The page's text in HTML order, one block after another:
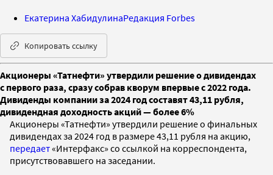
Екатерина ХабидулинаРедакция Forbes
Копировать ссылку
Акционеры «Татнефти» утвердили решение о дивидендах
с первого раза, сразу собрав кворум впервые с 2022 года.
Дивиденды компании за 2024 год составят 43,11 рубля,
дивидендная доходность акций — более 6%
Акционеры «Татнефти» утвердили решение о финальных
дивидендах за 2024 год в размере 43,11 рубля на акцию,
передает«Интерфакс» со ссылкой на корреспондента,
присутствовавшего на заседании.